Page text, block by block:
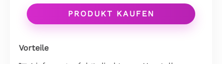
PRODUKT KAUFEN
Vorteile